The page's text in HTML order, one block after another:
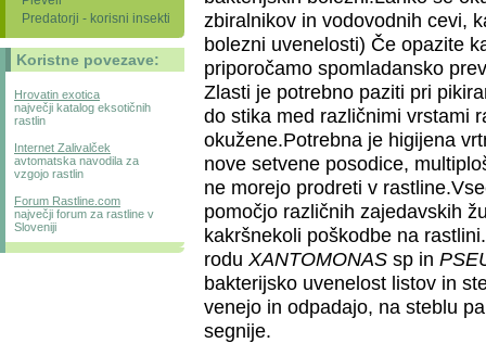
zbiralnikov in vodovodnih cevi,
bolezni uvenelosti) Če opazite
priporočamo spomladansko
Zlasti je potrebno paziti pri
do stika med različnimi vrstami
okužene.Potrebna je higijena
nove setvene posodice,
ne morejo prodreti v
pomočjo različnih zajedavskih
kakršnekoli poškodbe na
rodu XANTOMONAS sp in
bakterijsko uvenelost listov in
venejo in odpadajo, na steblu
segnije.
Predatorji - korisni insekti
Koristne povezave:
Hrovatin exotica
največji katalog eksotičnih
rastlin
Internet Zalivalček
avtomatska navodila za
vzgojo rastlin
Forum Rastline.com
največji forum za rastline v
Sloveniji